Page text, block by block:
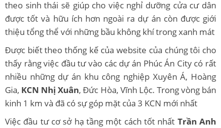
theo sinh thái sẽ giúp cho việc nghỉ dưỡng cửa cư dân
được tốt và hữu ích hơn ngoài ra dự án còn được giới
thiệu tổng thể với những bầu không khí trong xanh mát
Được biết theo thống kế của website của chúng tôi cho
thấy rằng việc đầu tư vào các dự án Phúc Án City có rất
nhiều những dự án khu công nghiệp Xuyên Á, Hoàng
Gia, KCN Nhị Xuân, Đức Hòa, Vĩnh Lộc. Trong vòng bán
kinh 1 km và đã có sự góp mặt của 3 KCN mới nhất
Việc đầu tư cơ sở hạ tầng một cách tốt nhất Trần Anh